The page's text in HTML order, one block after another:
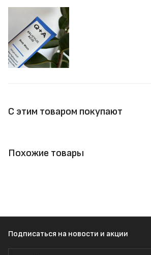
С этим товаром покупают
Похожие товары
Подписаться на новости и акции